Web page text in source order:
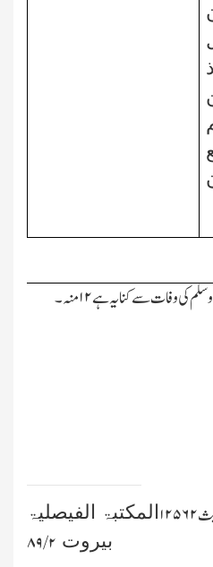
کی وفات سے کنایہ ہے ۱۲منہ ۔
المکتبۃ الفیصلیۃ
بیروت ۲/ ۸۹